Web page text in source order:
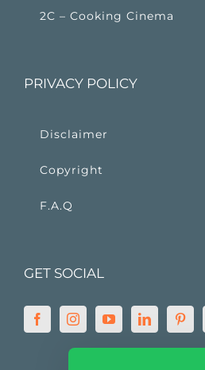
2C – Cooking Cinema
PRIVACY POLICY
Disclaimer
Copyright
F.A.Q
GET SOCIAL